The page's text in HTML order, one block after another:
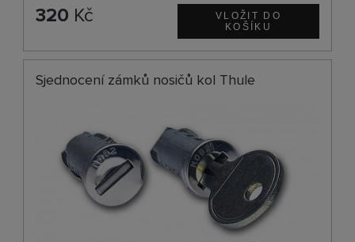
320 Kč
Sjednocení zámků nosičů kol Thule